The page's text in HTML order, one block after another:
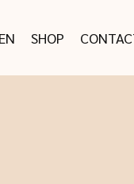
SHOP